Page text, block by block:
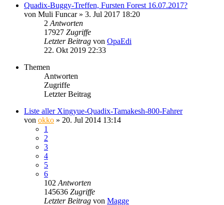
Quadix-Buggy-Treffen, Fursten Forest 16.07.2017?
von Muli Funcar» 3. Jul 2017 18:20
2 Antworten
17927 Zugriffe
Letzter Beitrag von OpaEdi
22. Okt 2019 22:33
Themen
Antworten
Zugriffe
Letzter Beitrag
Liste aller Xingyue-Quadix-Tamakesh-800-Fahrer
von okko » 20. Jul 2014 13:14
1
2
3
4
5
6
102 Antworten
145636 Zugriffe
Letzter Beitrag von Magge